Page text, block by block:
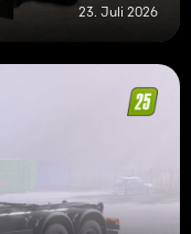
23. Juli 2026